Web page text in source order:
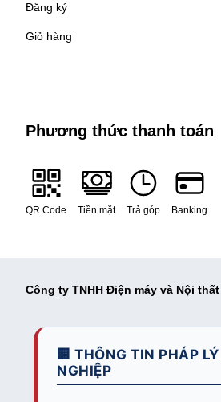
Đăng ký
Giỏ hàng
Phương thức thanh toán
QR Code Tiền mặt Trả góp Banking
Công ty TNHH Điện máy và Nội
🏢 THÔNG TIN PHÁP
NGHIỆP